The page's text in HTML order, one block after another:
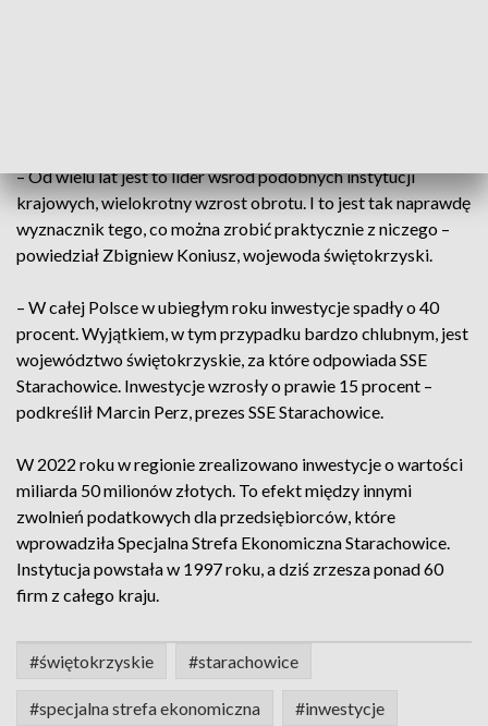
– Od wielu lat jest to lider wśród podobnych instytucji
krajowych, wielokrotny wzrost obrotu. I to jest tak naprawdę
wyznacznik tego, co można zrobić praktycznie z niczego –
powiedział Zbigniew Koniusz, wojewoda świętokrzyski.
– W całej Polsce w ubiegłym roku inwestycje spadły o 40
procent. Wyjątkiem, w tym przypadku bardzo chlubnym, jest
województwo świętokrzyskie, za które odpowiada SSE
Starachowice. Inwestycje wzrosły o prawie 15 procent –
podkreślił Marcin Perz, prezes SSE Starachowice.
W 2022 roku w regionie zrealizowano inwestycje o wartości
miliarda 50 milionów złotych. To efekt między innymi
zwolnień podatkowych dla przedsiębiorców, które
wprowadziła Specjalna Strefa Ekonomiczna Starachowice.
Instytucja powstała w 1997 roku, a dziś zrzesza ponad 60
firm z całego kraju.
#świętokrzyskie #starachowice
#specjalna strefa ekonomiczna #inwestycje